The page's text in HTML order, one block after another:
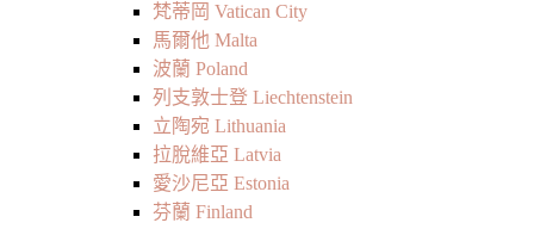
梵蒂岡 Vatican City
馬爾他 Malta
波蘭 Poland
列支敦士登 Liechtenstein
立陶宛 Lithuania
拉脫維亞 Latvia
愛沙尼亞 Estonia
芬蘭 Finland